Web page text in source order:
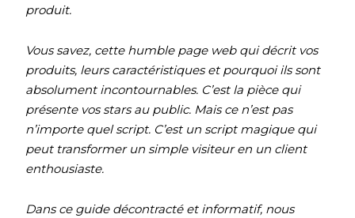
produit.
Vous savez, cette humble page web qui décrit vos
produits, leurs caractéristiques et pourquoi ils sont
absolument incontournables. C’est la pièce qui
présente vos stars au public. Mais ce n’est pas
n’importe quel script. C’est un script magique qui
peut transformer un simple visiteur en un client
enthousiaste.
Dans ce guide décontracté et informatif, nous